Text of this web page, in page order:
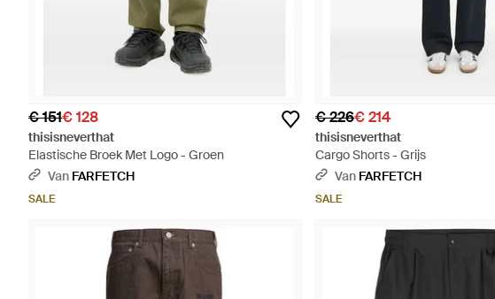
€ 151€ 128
thisisneverthat
Elastische Broek Met Logo - Groen
Van FARFETCH
SALE
€ 226€ 214
thisisneverthat
Cargo Shorts - Grijs
Van FARFETCH
SALE